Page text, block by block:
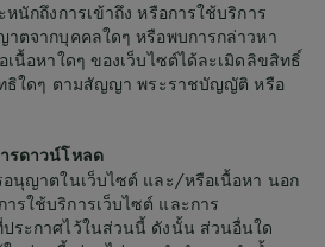
นักถึงการเข้าถึง หรือการใช้บริการ
าตจากบุคคลใดๆ หรือพบการกล่าวหา
นื้อหาใดๆ ของเว็บไซต์ได้ละเมิดลิขสิทธิ์
ทธิใดๆ ตามสัญญา พระราชบัญญัติ หรือ
รดาวน์โหลด
นุญาตในเว็บไซต์ และ/หรือเนื้อหา นอก
รใช้บริการเว็บไซต์ และการ
ระกาศไว้ในส่วนนี้ ดังนั้น ส่วนอื่นใด